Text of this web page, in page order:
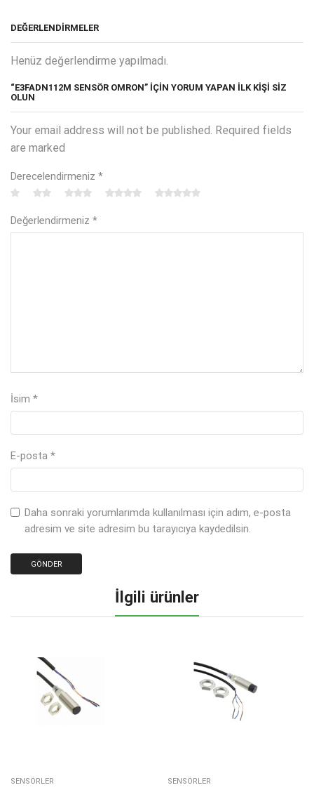
DEĞERLENDIRMELER
Henüz değerlendirme yapılmadı.
“E3FADN112M SENSÖR OMRON” IÇIN YORUM YAPAN ILK KIŞI SIZ
OLUN
Your email address will not be published. Required fields
are marked
Derecelendirmeniz *
Değerlendirmeniz *
İsim *
E-posta *
Daha sonraki yorumlarımda kullanılması için adım, e-posta
adresim ve site adresim bu tarayıcıya kaydedilsin.
İlgili ürünler
SENSÖRLER SENSÖRLER